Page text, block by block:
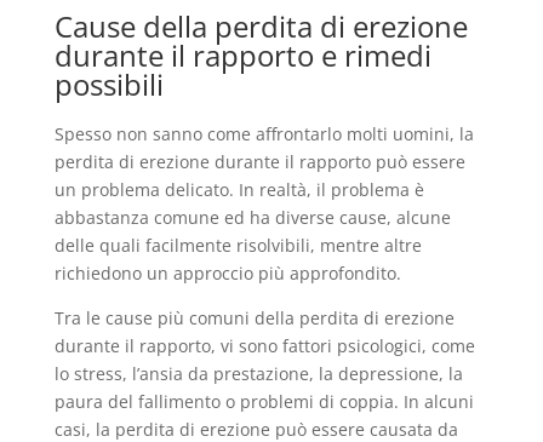
Cause della perdita di erezione
durante il rapporto e rimedi
possibili
Spesso non sanno come affrontarlo molti uomini, la
perdita di erezione durante il rapporto può essere
un problema delicato. In realtà, il problema è
abbastanza comune ed ha diverse cause, alcune
delle quali facilmente risolvibili, mentre altre
richiedono un approccio più approfondito.
Tra le cause più comuni della perdita di erezione
durante il rapporto, vi sono fattori psicologici, come
lo stress, l’ansia da prestazione, la depressione, la
paura del fallimento o problemi di coppia. In alcuni
casi, la perdita di erezione può essere causata da